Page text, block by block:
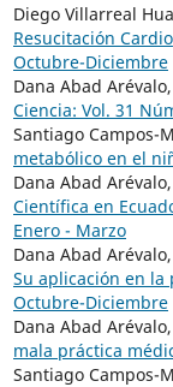
Diego Villarreal
Resucitación
Octubre-Diciembre
Dana Abad
Ciencia: Vol. 31
Santiago Campos-
metabólico en el
Dana Abad
Científica en
Enero - Marzo
Dana Abad
Su aplicación en
Octubre-Diciembre
Dana Abad
mala práctica
Santiago Campos-